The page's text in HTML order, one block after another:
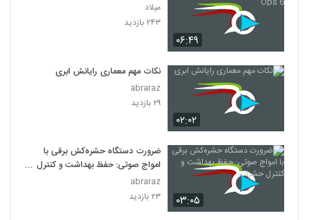
۰۶:۴۹
میلاد
۲۴۳ بازدید
۰۲:۰۲
نکات مهم معماری رایانش ابری
abraraz
۲۹ بازدید
۰۳:۰۵
ضرورت دستگاه حشره‌کش برقی با
امواج صوتی: حفظ بهداشت و کنترل
حشرات
abraraz
۲۳ بازدید